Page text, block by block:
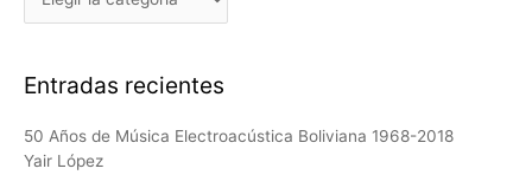
Entradas recientes
50 Años de Música Electroacústica Boliviana 1968-2018
Yair López